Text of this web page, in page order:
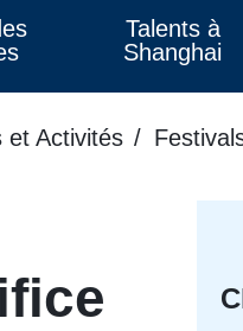
Talents à
Shanghai
et Activités